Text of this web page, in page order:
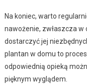
Na koniec, warto
nawożenie, zwłaszcza
dostarczyć jej
plantan w domu to
odpowiednią opieką
pięknym wyglądem.